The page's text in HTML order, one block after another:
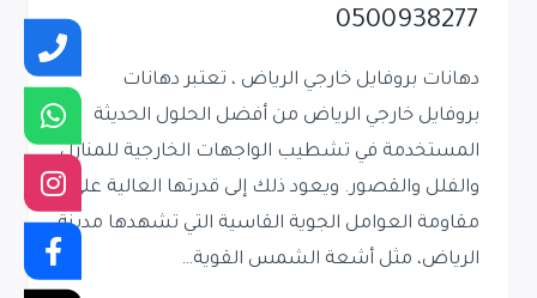
0500938277
دهانات بروفايل خارجي الرياض ، تعتبر دهانات
بروفايل خارجي الرياض من أفضل الحلول الحديثة
المستخدمة في تشطيب الواجهات الخارجية للمنازل
والفلل والقصور. ويعود ذلك إلى قدرتها العالية على
مقاومة العوامل الجوية القاسية التي تشهدها مدينة
الرياض، مثل أشعة الشمس القوية…